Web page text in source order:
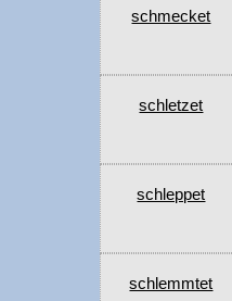
schmecket
schletzet
schleppet
schlemmtet